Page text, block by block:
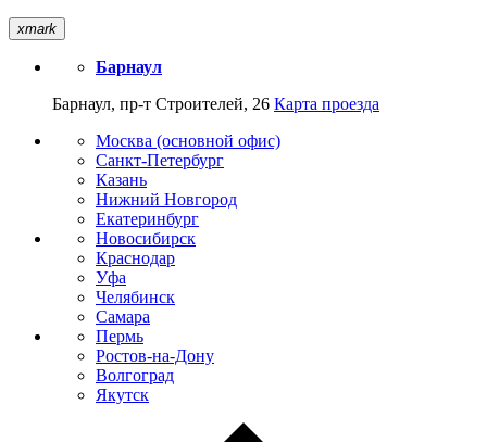
xmark
Барнаул
Барнаул, пр-т Строителей, 26 Карта проезда
Москва (основной офис)
Санкт-Петербург
Казань
Нижний Новгород
Екатеринбург
Новосибирск
Краснодар
Уфа
Челябинск
Самара
Пермь
Ростов-на-Дону
Волгоград
Якутск